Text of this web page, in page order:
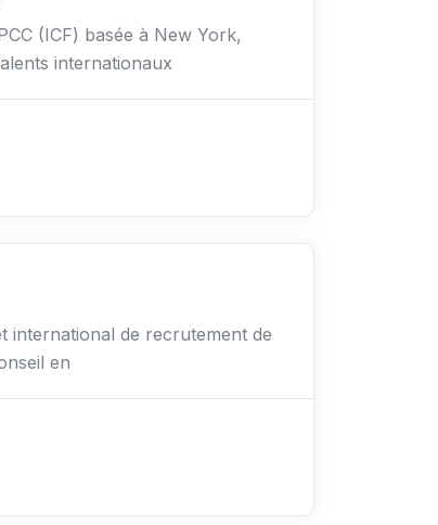
(ICF) basée à New York,
internationaux
international de recrutement de
en